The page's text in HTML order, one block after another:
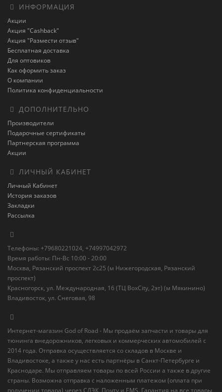
ИНФОРМАЦИЯ
Акции
Акция "Cashback"
Акция "Размести отзыв"
Бесплатная доставка
Для оптовиков
Как оформить заказ
О компании
Политика конфиденциальности
ДОПОЛНИТЕЛЬНО
Производители
Подарочные сертификаты
Партнерская программа
Акции
ЛИЧНЫЙ КАБИНЕТ
Личный Кабинет
История заказов
Закладки
Рассылка
Телефоны: +79680221024, +74997042972
Время работы: Пн-Вс 10:00 - 20:00
Москва, Рязанский проспект 2с25 (м Нижегородская, Рязанский
проспект)
Красногорск, ул. Международная, 16 (ТЦ BoxСity, 2эт) (м Мякинино)
Владивосток, ул. Снеговая, 98
Интернет-магазин God of Road - Мы продаём запчасти и товары для
тюнинга внедорожников, легковых и коммерческих автомобилей с
2014 года. Отправка осуществляется со складов в Москве и
Владивостоке, а также у нас есть партнёры в Санкт-Петербурге и
Краснодаре. Мы отправляем товары по всей России а также в другие
страны. Возможна отправка с наложенным платежом (оплата при
получении товара) через СДЭК, Почту и EMS. Гарантия на все товары